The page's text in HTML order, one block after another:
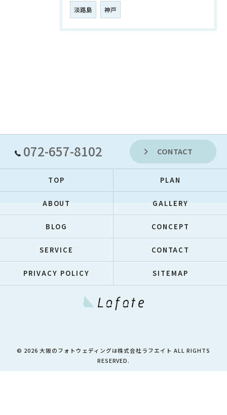
淡路島 神戸
072-657-8102 CONTACT
TOP PLAN
ABOUT GALLERY
BLOG CONCEPT
SERVICE CONTACT
PRIVACY POLICY SITEMAP
© 2026 大阪のフォトウェディングは株式会社ラフエイト ALL RIGHTS
RESERVED.